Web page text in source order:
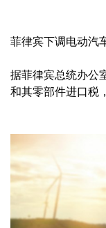
菲律宾下调电动汽
据菲律宾总统办公
和其零部件进口税